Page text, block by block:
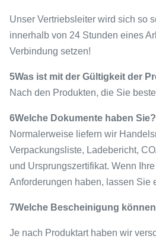
Unser Vertriebsleiter wird sich so
innerhalb von 24 Stunden eines
Verbindung setzen!
5Was ist mit der Gültigkeit der
Nach den Produkten, die Sie
6Welche Dokumente haben Sie?
Normalerweise liefern wir
Verpackungsliste, Ladebericht,
und Ursprungszertifikat. Wenn
Anforderungen haben, lassen Sie
7Welche Bescheinigung
Je nach Produktart haben wir